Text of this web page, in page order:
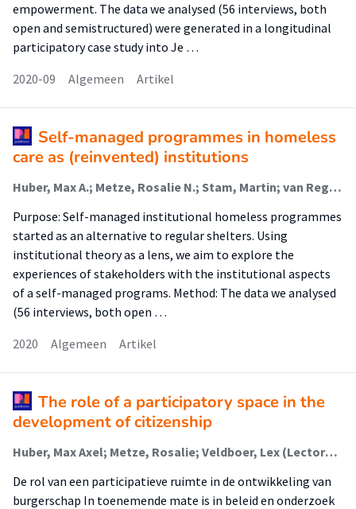
empowerment. The data we analysed (56 interviews, both
open and semistructured) were generated in a longitudinal
participatory case study into Je …
2020-09
Algemeen Artikel
Self-managed programmes in homeless
care as (reinvented) institutions
Huber, Max A.; Metze, Rosalie N.; Stam, Martin; van Regenmortel, Tine; Abma, Tineke
Purpose: Self-managed institutional homeless programmes
started as an alternative to regular shelters. Using
institutional theory as a lens, we aim to explore the
experiences of stakeholders with the institutional aspects
of a self-managed programs. Method: The data we analysed
(56 interviews, both open …
2020
Algemeen Artikel
The role of a participatory space in the
development of citizenship
Huber, Max Axel; Metze, Rosalie; Veldboer, Lex (Lectoraat Stedelijk Sociaal Werk); Stam, Martin; van Regenmortel, Tine; Abma, Tineke
De rol van een participatieve ruimte in de ontwikkeling van
burgerschap In toenemende mate is in beleid en onderzoek